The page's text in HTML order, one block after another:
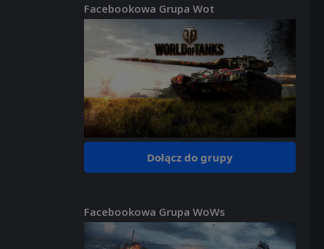
Facebookowa Grupa Wot
Dołącz do grupy
Facebookowa Grupa WoWs